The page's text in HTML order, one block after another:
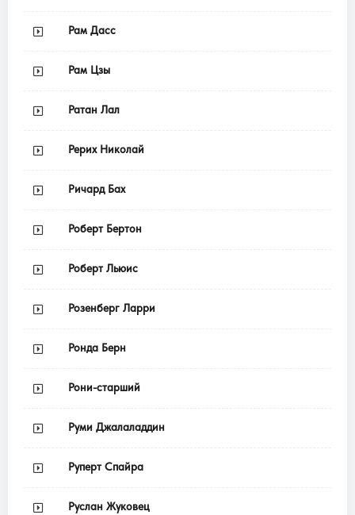
Рам Дасс
Рам Цзы
Ратан Лал
Рерих Николай
Ричард Бах
Роберт Бертон
Роберт Льюис
Розенберг Ларри
Ронда Берн
Рони-старший
Руми Джалаладдин
Руперт Спайра
Руслан Жуковец